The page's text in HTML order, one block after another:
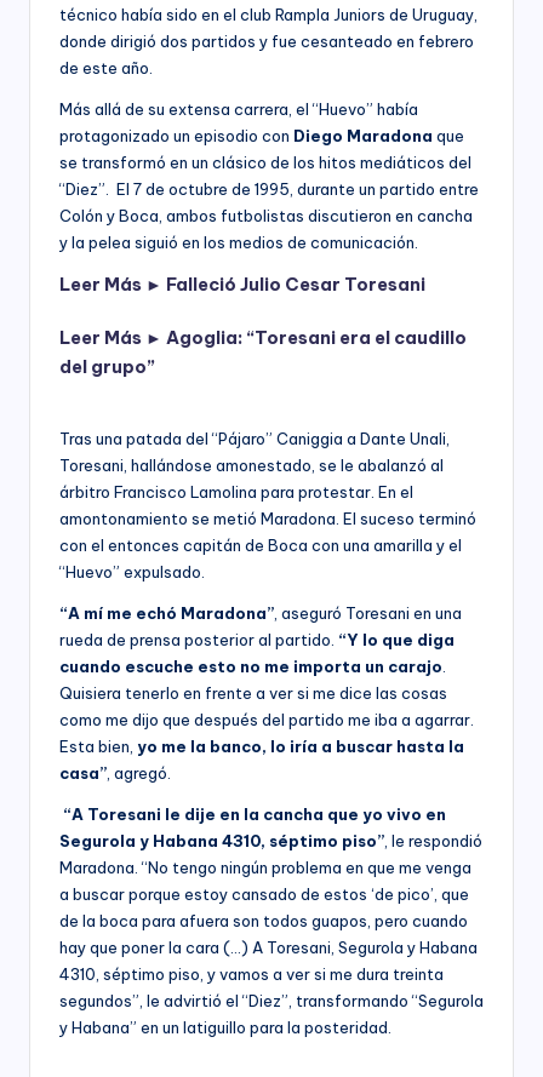
técnico había sido en el club Rampla Juniors de Uruguay,
donde dirigió dos partidos y fue cesanteado en febrero
de este año.
Más allá de su extensa carrera, el “Huevo” había
protagonizado un episodio con Diego Maradona que
se transformó en un clásico de los hitos mediáticos del
“Diez”. El 7 de octubre de 1995, durante un partido entre
Colón y Boca, ambos futbolistas discutieron en cancha
y la pelea siguió en los medios de comunicación.
Leer Más ► Falleció Julio Cesar Toresani
Leer Más ► Agoglia: “Toresani era el caudillo
del grupo”
Tras una patada del “Pájaro” Caniggia a Dante Unali,
Toresani, hallándose amonestado, se le abalanzó al
árbitro Francisco Lamolina para protestar. En el
amontonamiento se metió Maradona. El suceso terminó
con el entonces capitán de Boca con una amarilla y el
“Huevo” expulsado.
“A mí me echó Maradona”, aseguró Toresani en una
rueda de prensa posterior al partido. “Y lo que diga
cuando escuche esto no me importa un carajo.
Quisiera tenerlo en frente a ver si me dice las cosas
como me dijo que después del partido me iba a agarrar.
Esta bien, yo me la banco, lo iría a buscar hasta la
casa”, agregó.
“A Toresani le dije en la cancha que yo vivo en
Segurola y Habana 4310, séptimo piso”, le respondió
Maradona. “No tengo ningún problema en que me venga
a buscar porque estoy cansado de estos ‘de pico’, que
de la boca para afuera son todos guapos, pero cuando
hay que poner la cara (…) A Toresani, Segurola y Habana
4310, séptimo piso, y vamos a ver si me dura treinta
segundos”, le advirtió el “Diez”, transformando “Segurola
y Habana” en un latiguillo para la posteridad.